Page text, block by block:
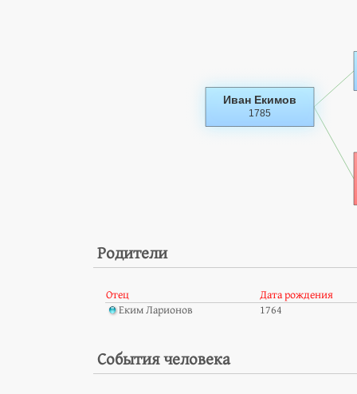
Родители
Отец
Дата рождения
Еким Ларионов
1764
События человека